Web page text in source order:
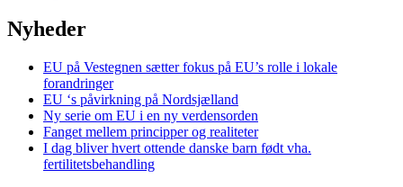
Nyheder
EU på Vestegnen sætter fokus på EU’s rolle i lokale
forandringer
EU ‘s påvirkning på Nordsjælland
Ny serie om EU i en ny verdensorden
Fanget mellem principper og realiteter
I dag bliver hvert ottende danske barn født vha.
fertilitetsbehandling